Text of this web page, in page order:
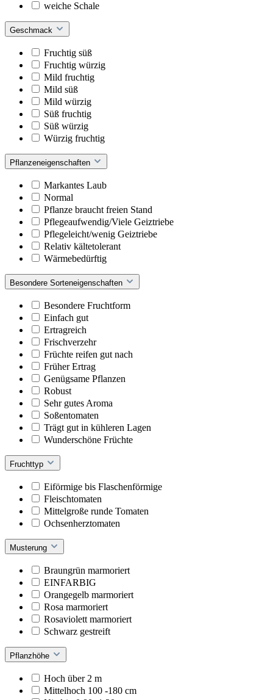
weiche Schale
Geschmack
Fruchtig süß
Fruchtig würzig
Mild fruchtig
Mild süß
Mild würzig
Süß fruchtig
Süß würzig
Würzig fruchtig
Pflanzeneigenschaften
Markantes Laub
Normal
Pflanze braucht freien Stand
Pflegeaufwendig/Viele Geiztriebe
Pflegeleicht/wenig Geiztriebe
Relativ kältetolerant
Wärmebedürftig
Besondere Sorteneigenschaften
Besondere Fruchtform
Einfach gut
Ertragreich
Frischverzehr
Früchte reifen gut nach
Früher Ertrag
Genügsame Pflanzen
Robust
Sehr gutes Aroma
Soßentomaten
Trägt gut in kühleren Lagen
Wunderschöne Früchte
Fruchttyp
Eiförmige bis Flaschenförmige
Fleischtomaten
Mittelgroße runde Tomaten
Ochsenherztomaten
Musterung
Braungrün marmoriert
EINFARBIG
Orangegelb marmoriert
Rosa marmoriert
Rosaviolett marmoriert
Schwarz gestreift
Pflanzhöhe
Hoch über 2 m
Mittelhoch 100 -180 cm